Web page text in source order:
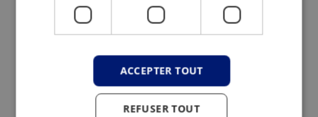
qu’installation de secours grâce à son temps
ACCEPTER TOUT
REFUSER TOUT